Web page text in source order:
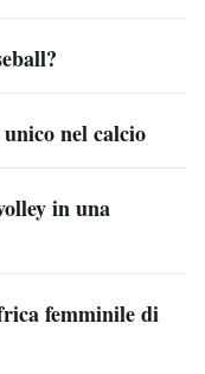
nel calcio
in una
femminile di